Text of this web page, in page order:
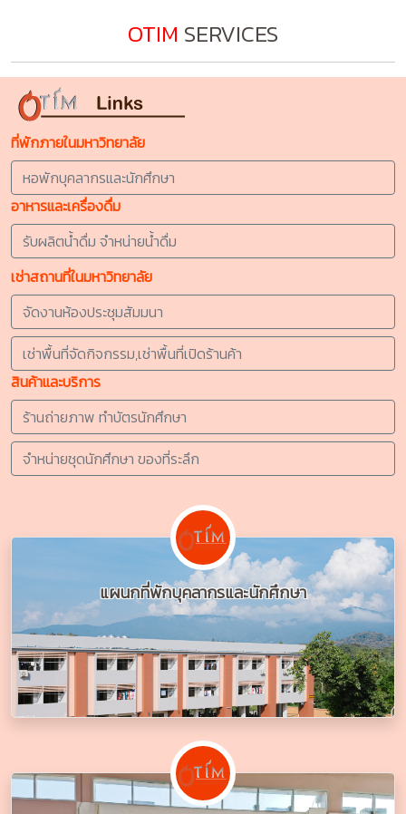
OTIM SERVICES
ที่พักภายในมหาวิทยาลัย
หอพักบุคลากรและนักศึกษา
อาหารและเครื่องดื่ม
รับผลิตน้ำดื่ม จำหน่ายน้ำดื่ม
เช่าสถานที่ในมหาวิทยาลัย
จัดงานห้องประชุมสัมมนา
เช่าพื้นที่จัดกิจกรรม,เช่าพื้นที่เปิดร้านค้า
สินค้าและบริการ
ร้านถ่ายภาพ ทำบัตรนักศึกษา
จำหน่ายชุดนักศึกษา ของที่ระลึก
แผนกที่พักบุคลากรและนักศึกษา